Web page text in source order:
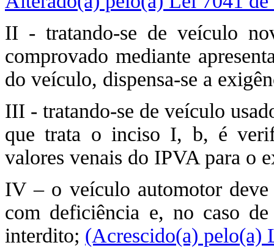
II - tratando-se de veículo
comprovado mediante
do veículo, dispensa-se a
III - tratando-se de veículo
que trata o inciso I, b, é
valores venais do IPVA para o
IV – o veículo automotor deve
com deficiência e, no caso
interdito; (Acrescido(a) pelo(a)